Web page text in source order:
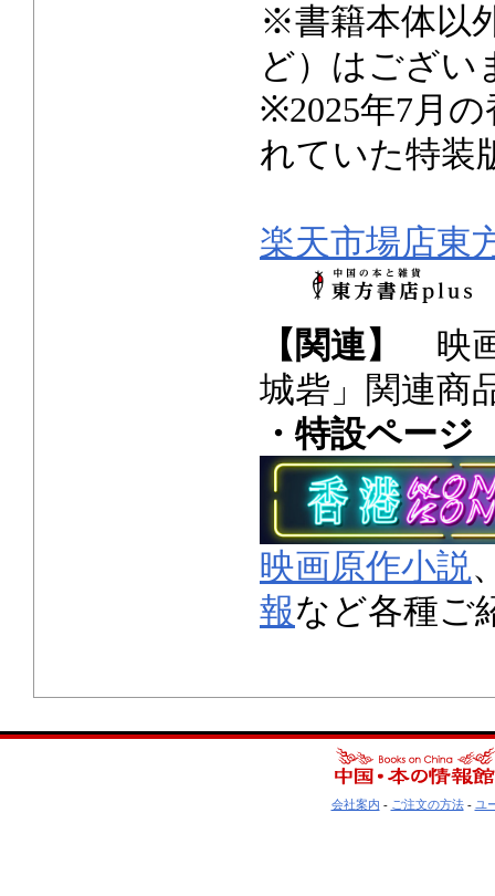
※書籍本体以
ど）はござい
※2025年7月
れていた特装
楽天市場店東
【関連】
映
城砦」関連商
・特設ページ
映画原作小説
報など各種ご
会社案内 - ご注文の方法- ユ